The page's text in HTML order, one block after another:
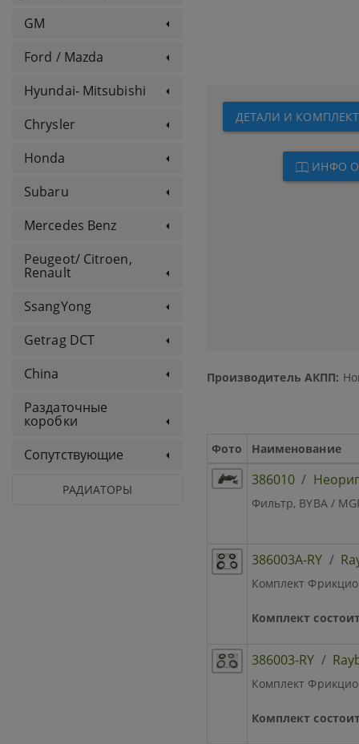
GM
Ford / Mazda
Hyundai- Mitsubishi
Chrysler
Honda
Subaru
Mercedes Benz
Peugeot/ Citroen,
Renault
SsangYong
Getrag DCT
China
Раздаточные
коробки
Сопутствующие
РАДИАТОРЫ
ДЕТАЛИ И
ИНФО
Производитель АКПП:
Фото Наименование
386010 /
Фильтр, BYBA /
386003A-RY /
Комплект
Комплект
386003-RY /
Комплект
Комплект